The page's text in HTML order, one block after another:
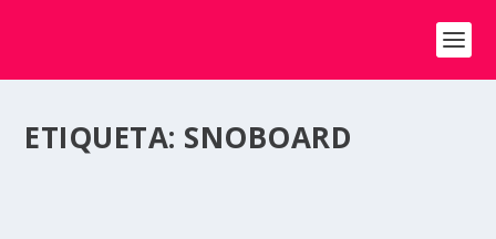
ETIQUETA: SNOBOARD